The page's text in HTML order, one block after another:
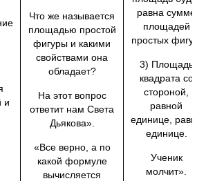
и
Что же называется
площадью простой
фигуры и какими
свойствами она
обладает?
На этот вопрос
ответит нам Света
Дьякова».
«Все верно, а по
какой формуле
вычисляется
равна сумме
площа­дей
простых фигур.
3) Площадь
квадрата со
стороной,
равной
единице, равна
единице.
Ученик
молчит».